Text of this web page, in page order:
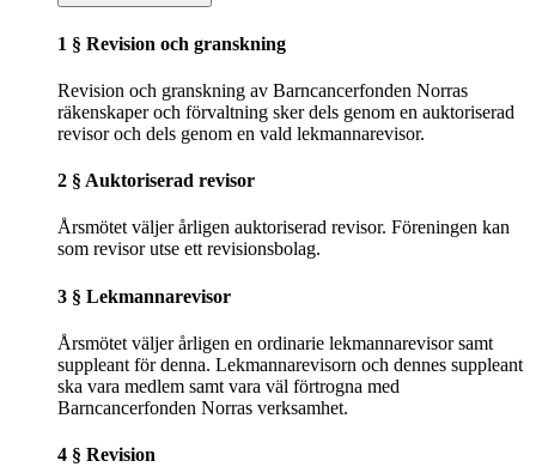
1 § Revision och granskning
Revision och granskning av Barncancerfonden Norras
räkenskaper och förvaltning sker dels genom en auktoriserad
revisor och dels genom en vald lekmannarevisor.
2 § Auktoriserad revisor
Årsmötet väljer årligen auktoriserad revisor. Föreningen kan
som revisor utse ett revisionsbolag.
3 § Lekmannarevisor
Årsmötet väljer årligen en ordinarie lekmannarevisor samt
suppleant för denna. Lekmannarevisorn och dennes suppleant
ska vara medlem samt vara väl förtrogna med
Barncancerfonden Norras verksamhet.
4 § Revision